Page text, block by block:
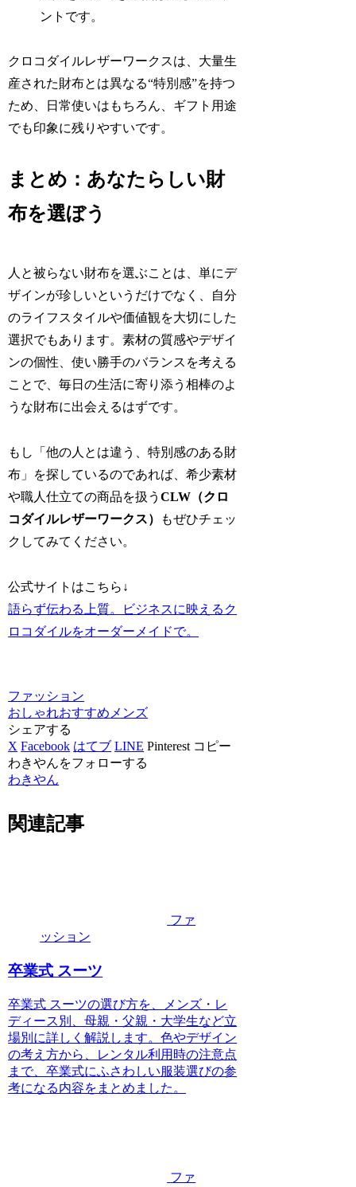
ントです。
クロコダイルレザーワークスは、大量生
産された財布とは異なる“特別感”を持つ
ため、日常使いはもちろん、ギフト用途
でも印象に残りやすいです。
まとめ：あなたらしい財
布を選ぼう
人と被らない財布を選ぶことは、単にデ
ザインが珍しいというだけでなく、自分
のライフスタイルや価値観を大切にした
選択でもあります。素材の質感やデザイ
ンの個性、使い勝手のバランスを考える
ことで、毎日の生活に寄り添う相棒のよ
うな財布に出会えるはずです。
もし「他の人とは違う、特別感のある財
布」を探しているのであれば、希少素材
や職人仕立ての商品を扱うCLW（クロ
コダイルレザーワークス）
もぜひチェッ
クしてみてください。
公式サイトはこちら↓
語らず伝わる上質。ビジネスに映えるク
ロコダイルをオーダーメイドで。
ファッション
おしゃれおすすめ メンズ
シェアする
X Facebook はてブ LINE Pinterest コピー
わきやんをフォローする
わきやん
関連記事
ファ
ッション
卒業式 スーツ
卒業式 スーツの選び方を、メンズ・レ
ディース別、母親・父親・大学生など立
場別に詳しく解説します。色やデザイン
の考え方から、レンタル利用時の注意点
まで、卒業式にふさわしい服装選びの参
考になる内容をまとめました。
ファ